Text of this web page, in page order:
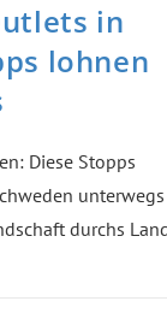
in
lohnen
Diese Stopps
unterwegs
durchs